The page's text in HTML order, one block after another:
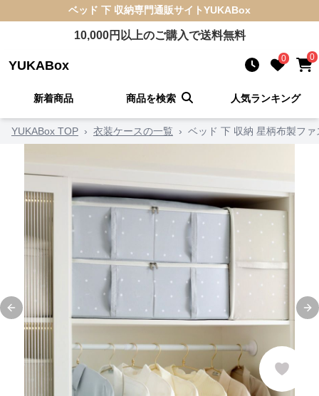
ベッド 下 収納専門通販サイトYUKABox
10,000円以上のご購入で送料無料
YUKABox 0 0
新着商品 商品を検索 人気ランキング
YUKABox TOP › 衣装ケースの一覧 › ベッド 下 収納 星柄布製フ
Previous slide